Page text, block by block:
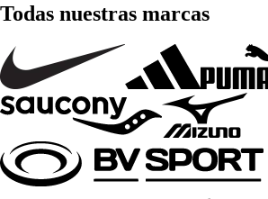
Todas nuestras marcas